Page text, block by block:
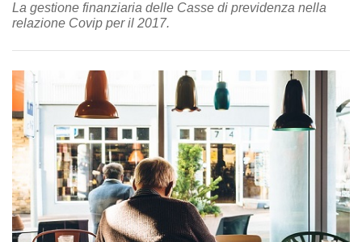
La gestione finanziaria delle Casse di previdenza nella
relazione Covip per il 2017.